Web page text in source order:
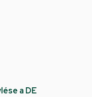
a DE